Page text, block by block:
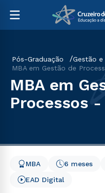
Pós-Graduação
Gestão e
MBA em Gestão de
MBA em
Processos
6 meses
MBA
EAD Digital